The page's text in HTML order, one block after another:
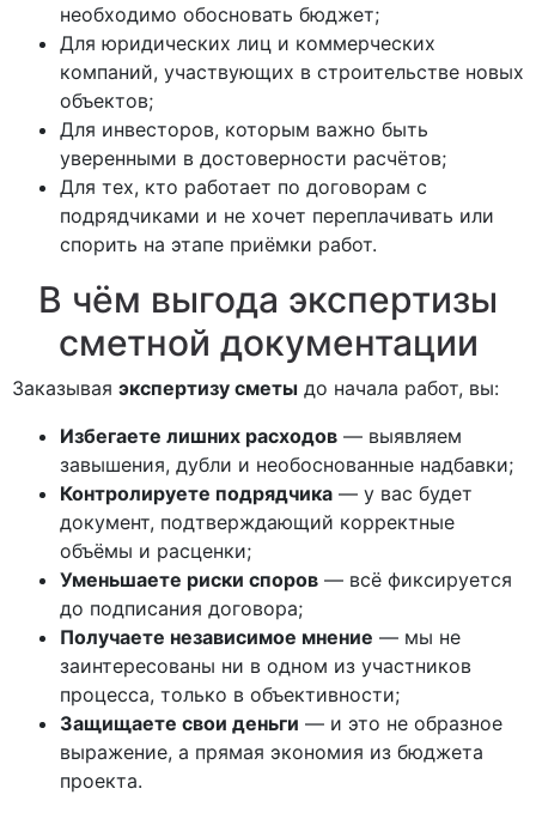
необходимо обосновать бюджет;
Для юридических лиц и коммерческих
компаний, участвующих в строительстве новых
объектов;
Для инвесторов, которым важно быть
уверенными в достоверности расчётов;
Для тех, кто работает по договорам с
подрядчиками и не хочет переплачивать или
спорить на этапе приёмки работ.
В чём выгода экспертизы
сметной документации
Заказывая экспертизу сметы до начала работ, вы:
Избегаете лишних расходов — выявляем
завышения, дубли и необоснованные надбавки;
Контролируете подрядчика — у вас будет
документ, подтверждающий корректные
объёмы и расценки;
Уменьшаете риски споров — всё фиксируется
до подписания договора;
Получаете независимое мнение — мы не
заинтересованы ни в одном из участников
процесса, только в объективности;
Защищаете свои деньги — и это не образное
выражение, а прямая экономия из бюджета
проекта.